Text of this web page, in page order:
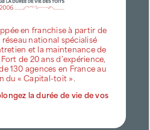
en franchise à partir de
national spécialisé
et la maintenance de
de 20 ans d’expérience,
130 agences en France au
du « Capital-toit ».
la durée de vie de vos